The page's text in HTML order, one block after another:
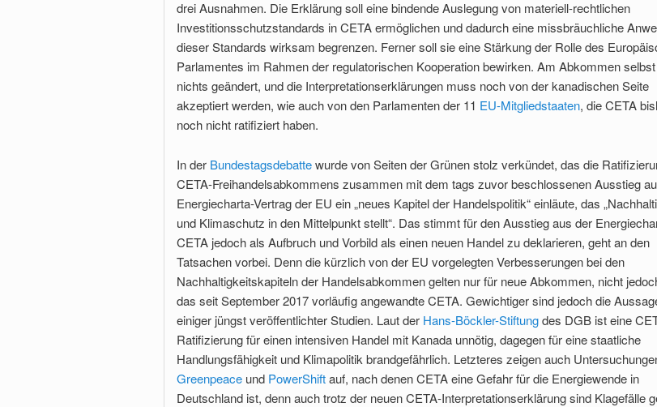
drei Ausnahmen. Die Erklärung soll eine bindende Auslegung von materiell-rechtlichen
Investitionsschutzstandards in CETA ermöglichen und dadurch eine missbräuchliche
dieser Standards wirksam begrenzen. Ferner soll sie eine Stärkung der Rolle des
Parlamentes im Rahmen der regulatorischen Kooperation bewirken. Am Abkommen
nichts geändert, und die Interpretationserklärungen muss noch von der kanadischen Seite
akzeptiert werden, wie auch von den Parlamenten der 11 EU-Mitgliedstaaten, die CETA
noch nicht ratifiziert haben.
In der Bundestagsdebattewurde von Seiten der Grünen stolz verkündet, das die
CETA-Freihandelsabkommens zusammen mit dem tags zuvor beschlossenen Ausstieg
Energiecharta-Vertrag der EU ein „neues Kapitel der Handelspolitik“ einläute, das
und Klimaschutz in den Mittelpunkt stellt“. Das stimmt für den Ausstieg aus der
CETA jedoch als Aufbruch und Vorbild als einen neuen Handel zu deklarieren, geht an den
Tatsachen vorbei. Denn die kürzlich von der EU vorgelegten Verbesserungen bei den
Nachhaltigkeitskapiteln der Handelsabkommen gelten nur für neue Abkommen, nicht
das seit September 2017 vorläufig angewandte CETA. Gewichtiger sind jedoch die
einiger jüngst veröffentlichter Studien. Laut der Hans-Böckler-Stiftungdes DGB ist eine
Ratifizierung für einen intensiven Handel mit Kanada unnötig, dagegen für eine staatliche
Handlungsfähigkeit und Klimapolitik brandgefährlich. Letzteres zeigen auch
Greenpeace und PowerShiftauf, nach denen CETA eine Gefahr für die Energiewende in
Deutschland ist, denn auch trotz der neuen CETA-Interpretationserklärung sind Klagefälle